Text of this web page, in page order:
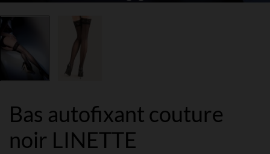
Bas autofixant couture
noir LINETTE